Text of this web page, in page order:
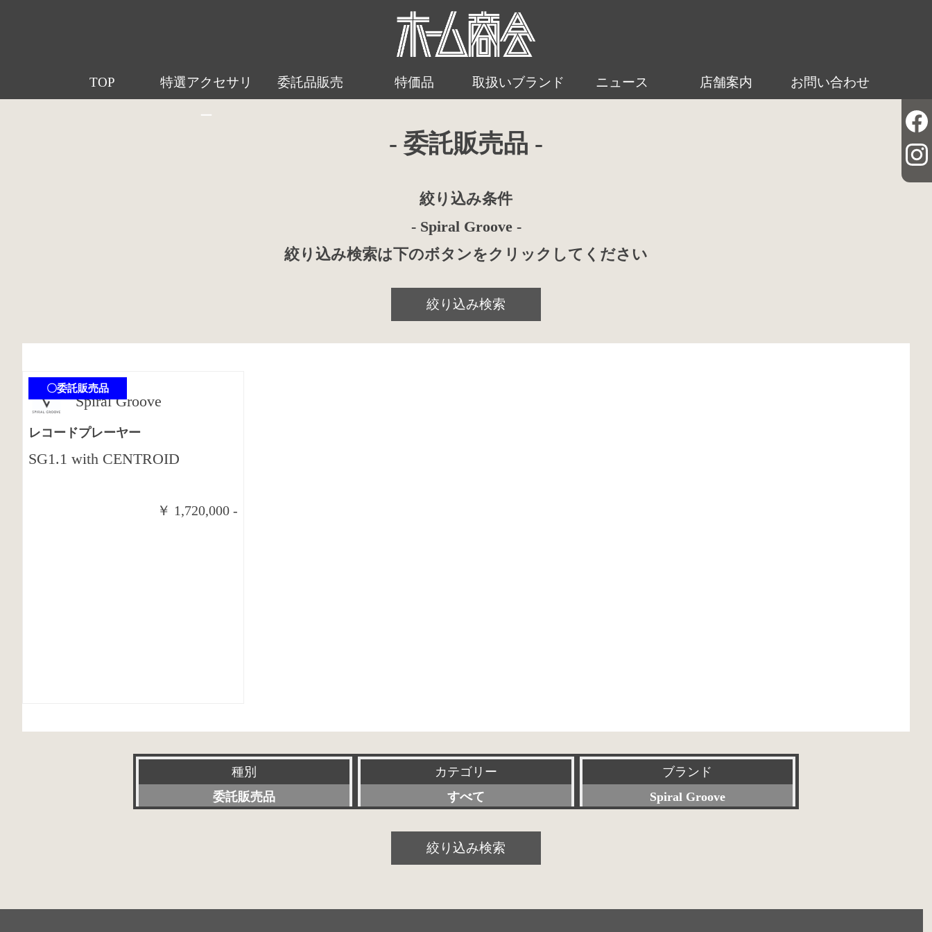
TOP 特選アクセサリ
ー
委託品販売 特価品 取扱いブランド ニュース 店舗案内 お問い合わせ
- 委託販売品 -
絞り込み条件
- Spiral Groove -
絞り込み検索は下のボタンをクリックしてください
絞り込み検索
Spiral Groove
レコードプレーヤー
SG1.1 with CENTROID
〇委託販売品
￥ 1,720,000 -
種別
委託販売品
カテゴリー
すべて
パワーアンプ
ブランド
Spiral Groove
絞り込み検索